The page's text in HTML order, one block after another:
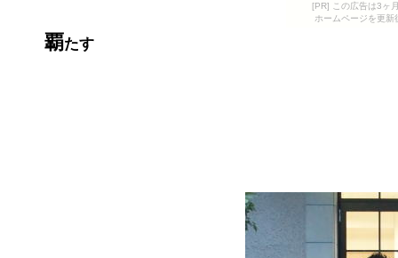
[PR] この広告は3ヶ
ホームページを更
覇たす